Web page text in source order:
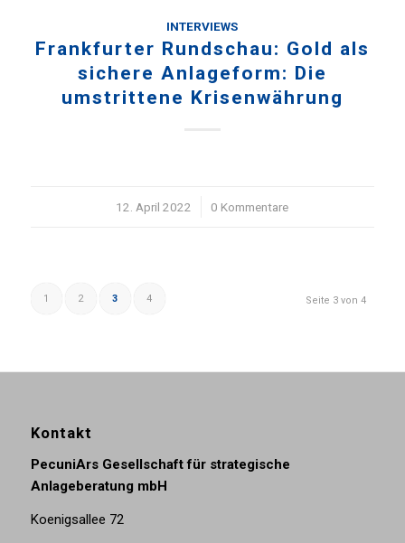
INTERVIEWS
Frankfurter Rundschau: Gold als
sichere Anlageform: Die
umstrittene Krisenwährung
12. April 2022
/ 0 Kommentare
Seite 3 von 4
1 2 3 4
Kontakt
PecuniArs Gesellschaft für strategische
Anlageberatung mbH
Koenigsallee 72